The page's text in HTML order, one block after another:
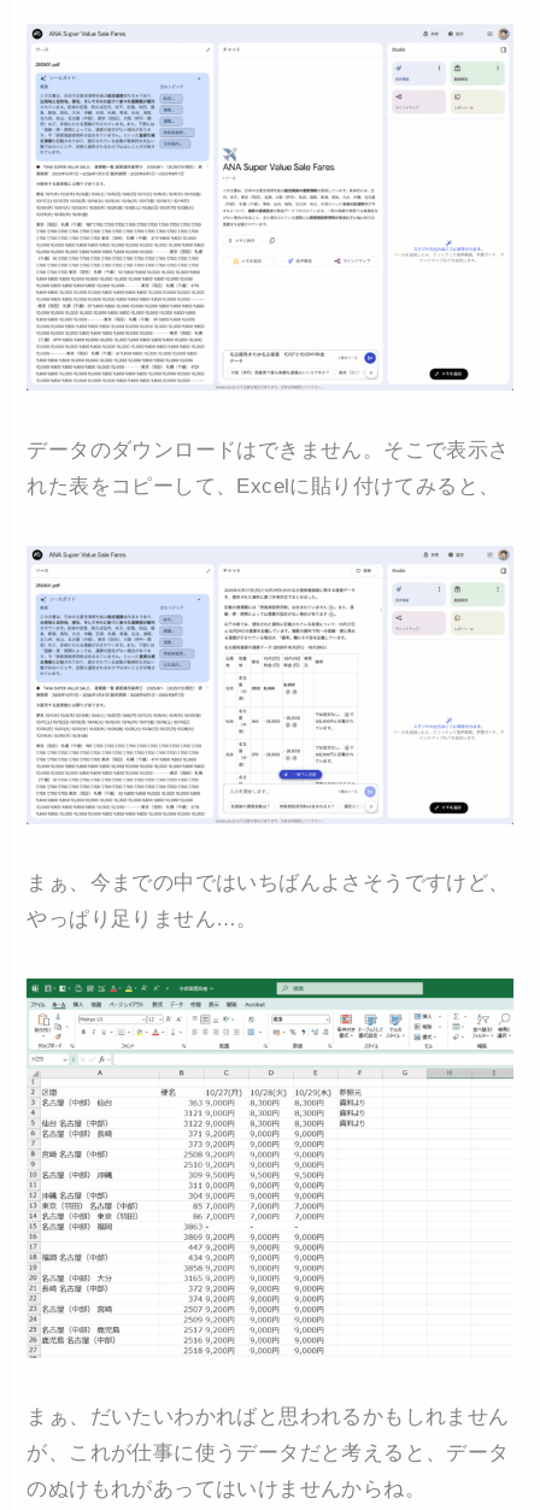
データのダウンロードはできません。そこで表示さ
れた表をコピーして、Excelに貼り付けてみると、
まぁ、今までの中ではいちばんよさそうですけど、
やっぱり足りません…。
まぁ、だいたいわかればと思われるかもしれません
が、これが仕事に使うデータだと考えると、データ
のぬけもれがあってはいけませんからね。